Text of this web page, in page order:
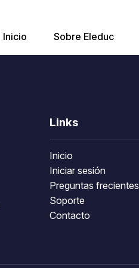
Inicio Sobre Eleduc
Links
Inicio
Iniciar sesión
Preguntas frecientes
Soporte
Contacto